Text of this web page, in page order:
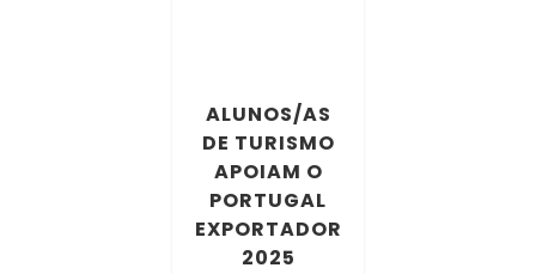
ALUNOS/AS
DE TURISMO
APOIAM O
PORTUGAL
EXPORTADOR
2025